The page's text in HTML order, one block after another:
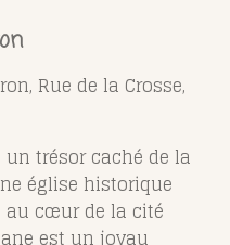
Rue de la Crosse,
trésor caché de la
église historique
au cœur de la cité
est un joyau